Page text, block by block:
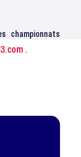
championnats
.